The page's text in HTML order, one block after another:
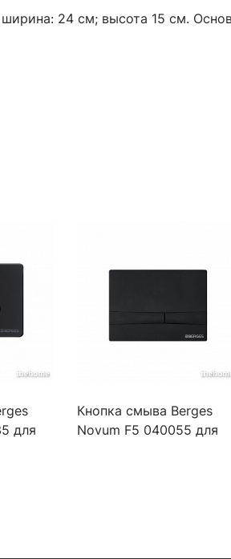
24 см; высота 15 см.
для
Кнопка смыва Berges
Novum F5 040055 для